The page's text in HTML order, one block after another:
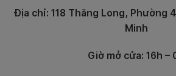
Địa chỉ: 118 Thăng Long, Phường
Minh
Giờ mở cửa: 16h –